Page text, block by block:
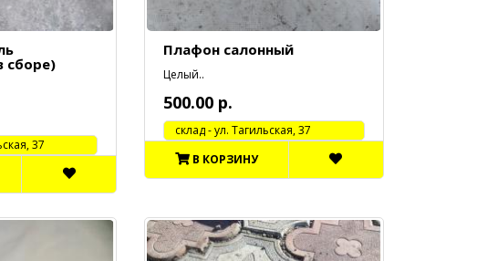
сборе)
37
Плафон салонный
Целый..
500.00 р.
cклад - ул. Тагильская, 37
В КОРЗИНУ